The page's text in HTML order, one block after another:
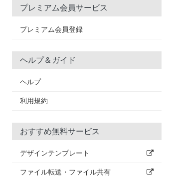
プレミアム会員サービス
プレミアム会員登録
ヘルプ＆ガイド
ヘルプ
利用規約
おすすめ無料サービス
デザインテンプレート
ファイル転送・ファイル共有